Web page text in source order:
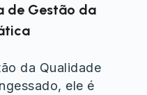
de Gestão da
da Qualidade
ele é